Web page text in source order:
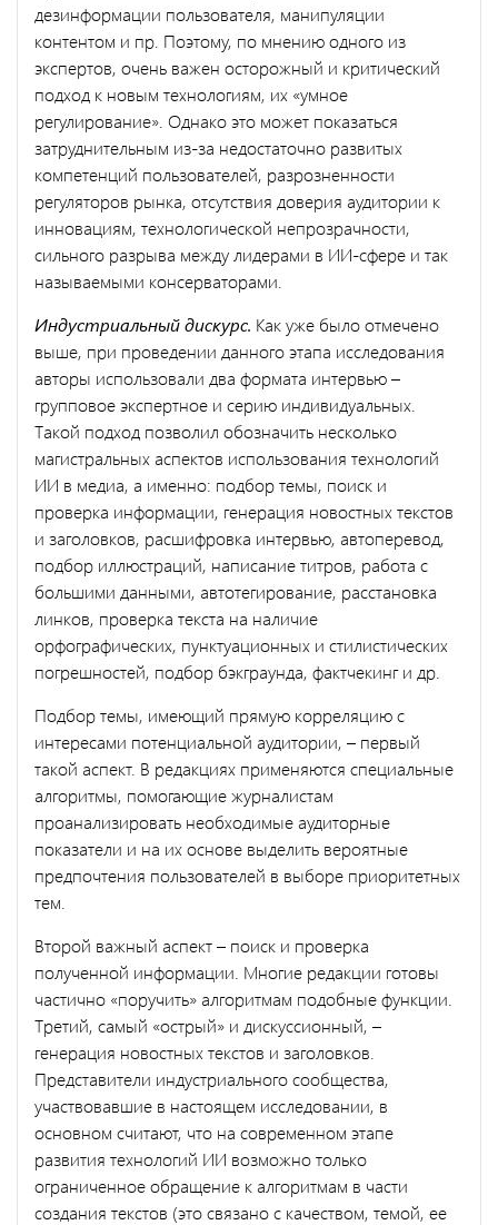
дезинформации пользователя, манипуляции
контентом и пр. Поэтому, по мнению одного из
экспертов, очень важен осторожный и критический
подход к новым технологиям, их «умное
регулирование». Однако это может показаться
затруднительным из-за недостаточно развитых
компетенций пользователей, разрозненности
регуляторов рынка, отсутствия доверия аудитории к
инновациям, технологической непрозрачности,
сильного разрыва между лидерами в ИИ-сфере и так
называемыми консерваторами.
Индустриальный дискурс. Как уже было отмечено
выше, при проведении данного этапа исследования
авторы использовали два формата интервью –
групповое экспертное и серию индивидуальных.
Такой подход позволил обозначить несколько
магистральных аспектов использования технологий
ИИ в медиа, а именно: подбор темы, поиск и
проверка информации, генерация новостных текстов
и заголовков, расшифровка интервью, автоперевод,
подбор иллюстраций, написание титров, работа с
большими данными, автотегирование, расстановка
линков, проверка текста на наличие
орфографических, пунктуационных и стилистических
погрешностей, подбор бэкграунда, фактчекинг и др.
Подбор темы, имеющий прямую корреляцию с
интересами потенциальной аудитории, – первый
такой аспект. В редакциях применяются специальные
алгоритмы, помогающие журналистам
проанализировать необходимые аудиторные
показатели и на их основе выделить вероятные
предпочтения пользователей в выборе приоритетных
тем.
Второй важный аспект – поиск и проверка
полученной информации. Многие редакции готовы
частично «поручить» алгоритмам подобные функции.
Третий, самый «острый» и дискуссионный, –
генерация новостных текстов и заголовков.
Представители индустриального сообщества,
участвовавшие в настоящем исследовании, в
основном считают, что на современном этапе
развития технологий ИИ возможно только
ограниченное обращение к алгоритмам в части
создания текстов (это связано с качеством, темой, ее